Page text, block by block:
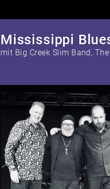
Mississippi
mit Big Creek Slim Band,